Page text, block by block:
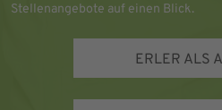
Stellenangebote auf einen Blick.
ERLER ALS